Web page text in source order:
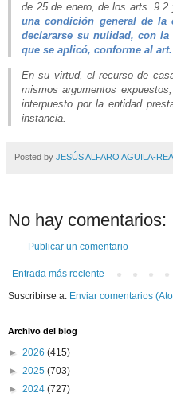
de 25 de enero, de los arts. 9.2
una condición general de la
declararse su nulidad, con la
que se aplicó, conforme al art.
En su virtud, el recurso de
mismos argumentos
interpuesto por la entidad
instancia.
Posted by JESÚS ALFARO AGUILA-
No hay comentarios:
Publicar un comentario
Entrada más reciente
Suscribirse a: Enviar comentarios
Archivo del blog
► 2026 (415)
► 2025 (703)
► 2024 (727)